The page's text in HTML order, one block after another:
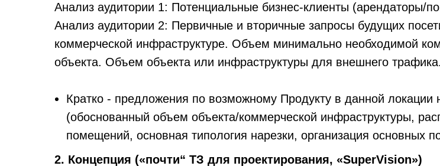
Анализ аудитории 1: Потенциальные бизнес-клиенты (арендаторы/
Анализ аудитории 2: Первичные и вторичные запросы будущих
коммерческой инфраструктуре. Объем минимально необходимой
объекта. Объем объекта или инфраструктуры для внешнего трафика.
Кратко - предложения по возможному Продукту в данной локации
(обоснованный объем объекта/коммерческой инфраструктуры,
помещений, основная типология нарезки, организация основных
2. Концепция («почти“ ТЗ для проектирования, «SuperVision»)